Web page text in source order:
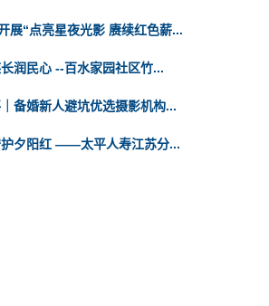
展“点亮星夜光影 赓续红色薪...
润民心 --百水家园社区竹...
备婚新人避坑优选摄影机构...
护夕阳红 ——太平人寿江苏分...